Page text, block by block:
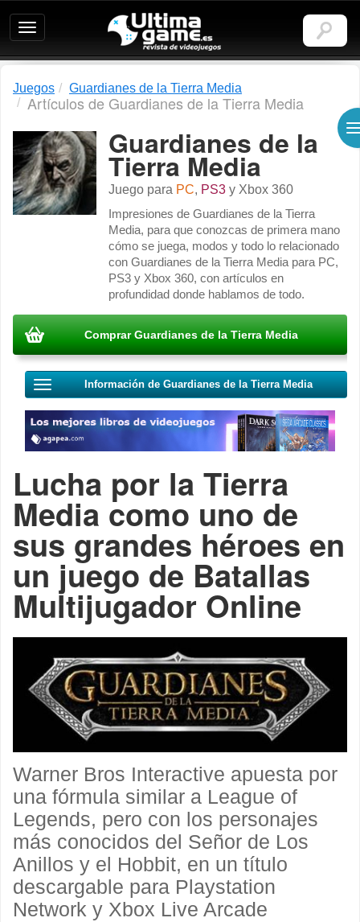
Ultimagame:
Revista
de
Juegos Guardianes de la Tierra Media
Artículos de Guardianes de la Tierra Media
Guardianes de la
Tierra Media
Juego para PC, PS3 y Xbox 360
Impresiones de Guardianes de la Tierra
Media, para que conozcas de primera mano
cómo se juega, modos y todo lo relacionado
con Guardianes de la Tierra Media para PC,
PS3 y Xbox 360, con artículos en
profundidad donde hablamos de todo.
Comprar Guardianes de la Tierra Media
Información de Guardianes de la Tierra Media
Lucha por la Tierra
Media como uno de
sus grandes héroes en
un juego de Batallas
Multijugador Online
Warner Bros Interactive apuesta por
una fórmula similar a League of
Legends, pero con los personajes
más conocidos del Señor de Los
Anillos y el Hobbit, en un título
descargable para Playstation
Network y Xbox Live Arcade